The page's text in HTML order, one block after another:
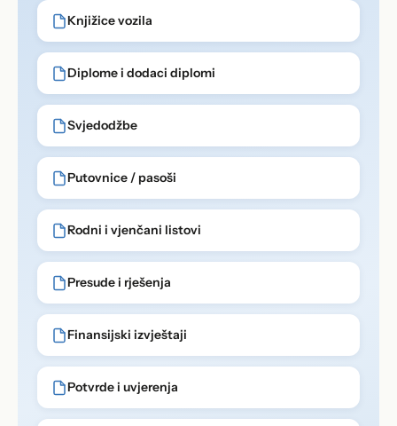
Knjižice vozila
Diplome i dodaci diplomi
Svjedodžbe
Putovnice / pasoši
Rodni i vjenčani listovi
Presude i rješenja
Finansijski izvještaji
Potvrde i uvjerenja